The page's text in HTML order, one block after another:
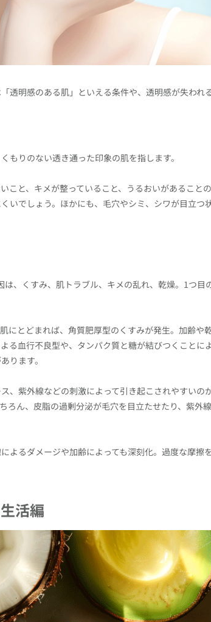
明感のある肌」といえる条件や、透明感が失われ
もりのない透き通った印象の肌を指します。
こと、キメが整っていること、うるおいがあること
いでしょう。ほかにも、毛穴やシミ、シワが目立つ
、くすみ、肌トラブル、キメの乱れ、乾燥。1つ目
とどまれば、角質肥厚型のくすみが発生。加齢や
る血行不良型や、タンパク質と糖が結びつくことに
ります。
、紫外線などの刺激によって引き起こされやすいの
ろん、皮脂の過剰分泌が毛穴を目立たせたり、紫外
よるダメージや加齢によっても深刻化。過度な摩擦
活編